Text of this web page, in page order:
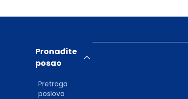
Pronađite
posao
Pretraga
poslova